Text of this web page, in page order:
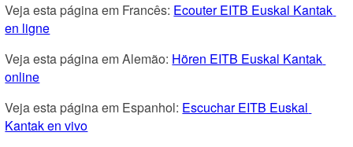
Veja esta página em Francês: Ecouter EITB Euskal Kantak
en ligne
Veja esta página em Alemão: Hören EITB Euskal Kantak
online
Veja esta página em Espanhol: Escuchar EITB Euskal
Kantak en vivo